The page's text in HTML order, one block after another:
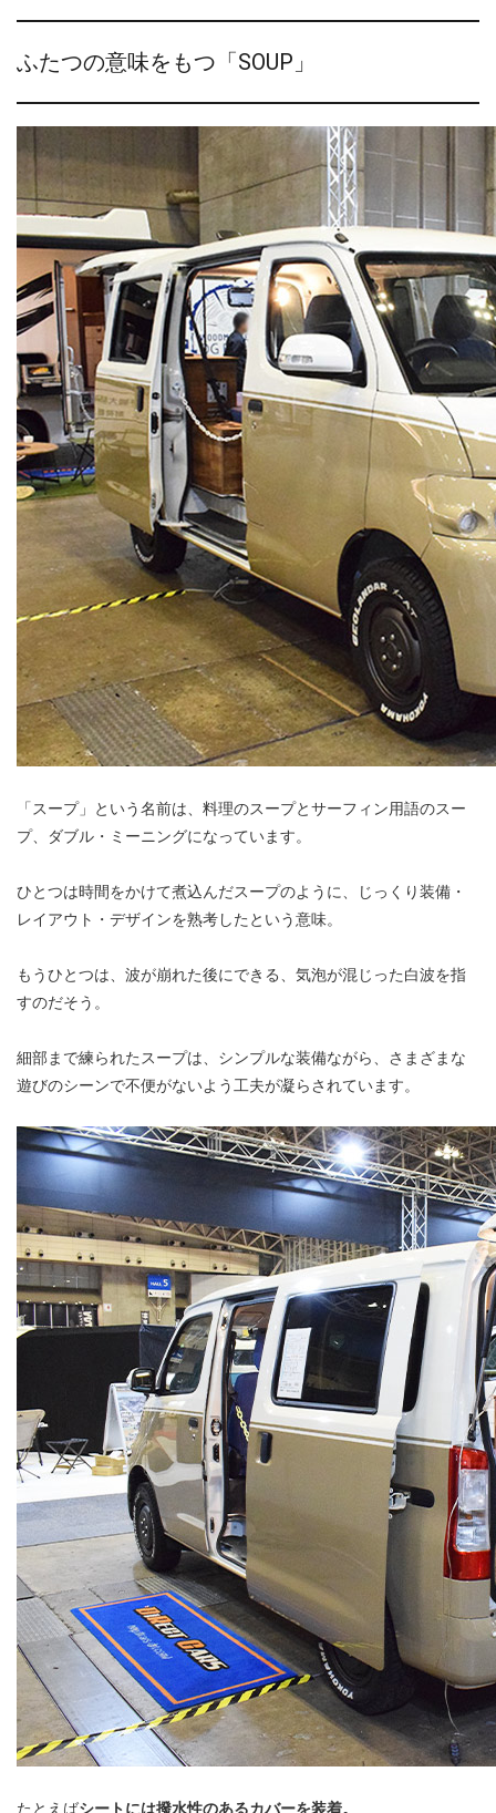
ふたつの意味をもつ「SOUP」
「スープ」という名前は、料理のスープとサーフィン用語のスー
プ、ダブル・ミーニングになっています。
ひとつは時間をかけて煮込んだスープのように、じっくり装備・
レイアウト・デザインを熟考したという意味。
もうひとつは、波が崩れた後にできる、気泡が混じった白波を指
すのだそう。
細部まで練られたスープは、シンプルな装備ながら、さまざまな
遊びのシーンで不便がないよう工夫が凝らされています。
たとえばシートには撥水性のあるカバーを装着。